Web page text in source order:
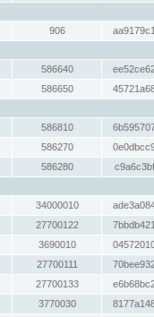
906
586640
586650
586810
586270
586280
34000010
27700122
3690010
27700111
27700133
3770030